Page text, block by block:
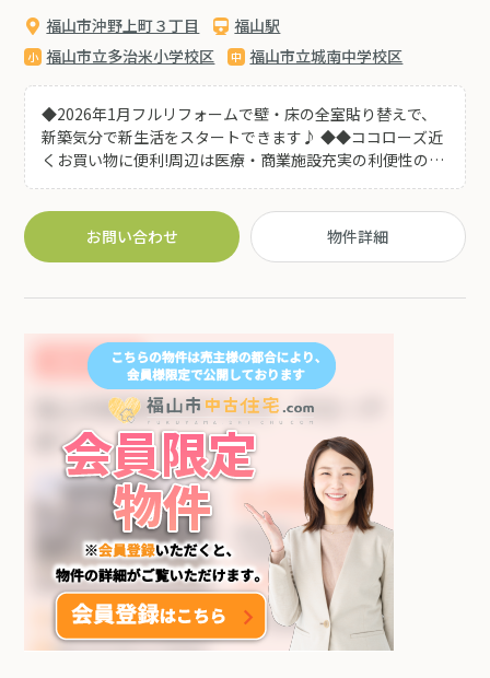
福山市沖野上町３丁目
福山駅
福山市立多治米小学校区
福山市立城南中学校区
◆2026年1月フルリフォームで壁・床の全室貼り替えで、
新築気分で新生活をスタートできます♪ ◆◆ココローズ近
くお買い物に便利!周辺は医療・商業施設充実の利便性の良
い立地のマンションです♪
お問い合わせ 物件詳細